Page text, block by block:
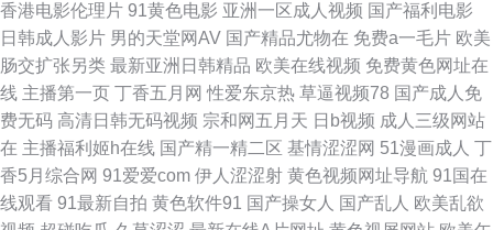
逼网址网站 91夫妻交换 阿v视频在线观看 国产喷水在线观看 免费观看91视
频 在线资源AV 日本道a不卡 伊人久香蕉 97福利网 国产91小视频 玖玖热玖
玖玖 日本色资源 亚洲精品在线一 97色色爱爱视频 丁香色五月手机版 蜜桃91
日韩 色悠综合网 91porn社区 超碰99香蕉 黄色电影A片网址 欧美另类人妖 天
香港电影伦理片 91黄色电影 亚洲一区成人视频 国产福利电影
日韩成人影片 男的天堂网AV 国产精品尤物在 免费a一毛片 欧美
肠交扩张另类 最新亚洲日韩精品 欧美在线视频 免费黄色网址在
线 主播第一页 丁香五月网 性爱东京热 草逼视频78 国产成人免
费无码 高清日韩无码视频 宗和网五月天 日b视频 成人三级网站
在 主播福利姬h在线 国产精一精二区 基情涩涩网 51漫画成人 丁
香5月综合网 91爱爱com 伊人涩涩射 黄色视频网址导航 91国在
线观看 91最新自拍 黄色软件91 国产操女人 国产乱人 欧美乱欲